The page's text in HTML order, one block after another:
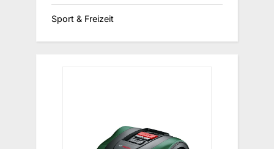
Sport & Freizeit